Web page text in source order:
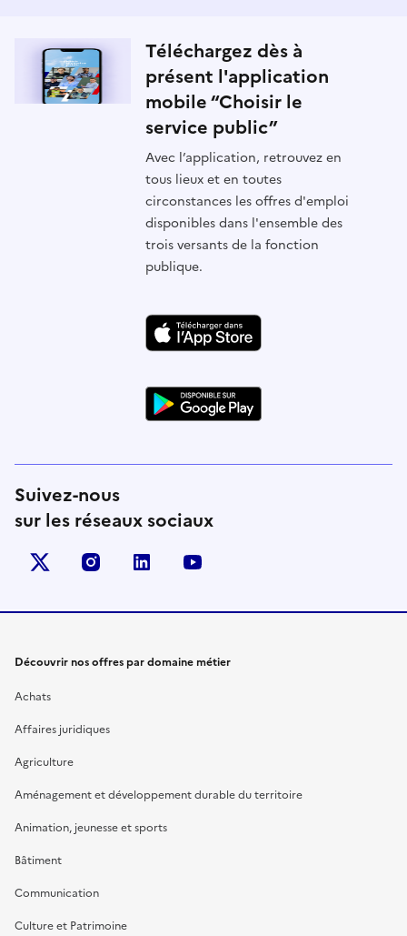
Téléchargez dès à
présent l'application
mobile “Choisir le
service public”
Avec l’application, retrouvez en
tous lieux et en toutes
circonstances les offres d'emploi
disponibles dans l'ensemble des
trois versants de la fonction
publique.
Suivez-nous
sur les réseaux sociaux
X (anciennement Twitter)
instagramlinkedin
Découvrir nos offres par domaine métier
Achats
Affaires juridiques
Agriculture
Aménagement et développement durable du territoire
Animation, jeunesse et sports
Bâtiment
Communication
Culture et Patrimoine